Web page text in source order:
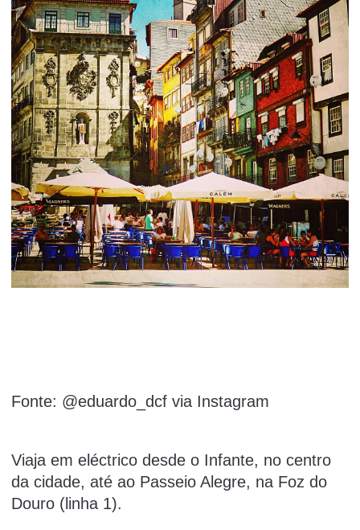
Fonte: @eduardo_dcf via Instagram
Viaja em eléctrico desde o Infante, no centro
da cidade, até ao Passeio Alegre, na Foz do
Douro (linha 1).